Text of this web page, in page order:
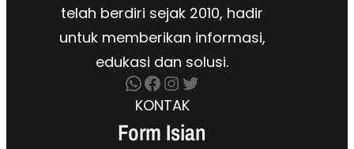
telah berdiri sejak 2010, hadir
untuk memberikan informasi,
edukasi dan solusi.
WhatsApp Facebook InstagramTwitter
KONTAK
Form Isian